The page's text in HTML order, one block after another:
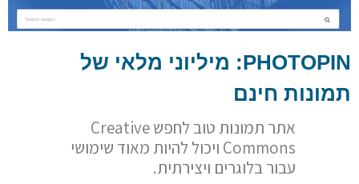
PHOTOPIN: מיליוני מלאי של
תמונות חינם
אתר תמונות טוב לחפש Creative
Commons ויכול להיות מאוד שימושי
עבור בלוגרים ויצירתית.